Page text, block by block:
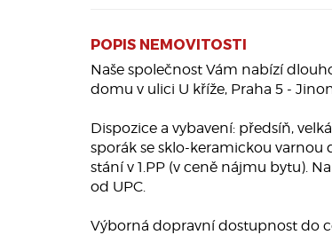
POPIS NEMOVITOSTI
Naše společnost Vám nabízí
domu v ulici U kříže, Praha 5 -
Dispozice a vybavení: předsíň,
sporák se sklo-keramickou varnou
stání v 1.PP (v ceně nájmu bytu).
od UPC.
Výborná dopravní dostupnost do